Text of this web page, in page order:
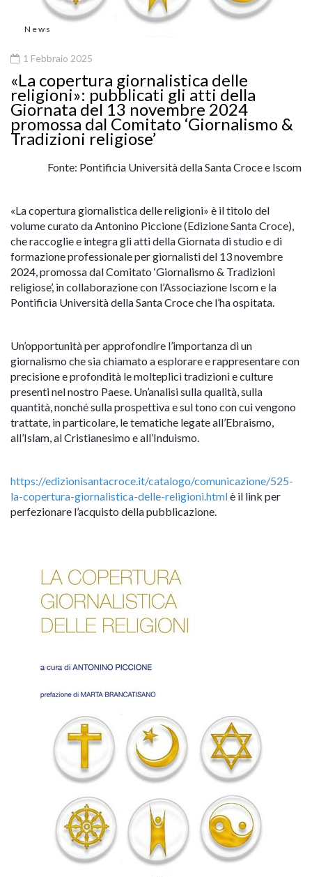
News
1 Febbraio 2025
«La copertura giornalistica delle
religioni»: pubblicati gli atti della
Giornata del 13 novembre 2024
promossa dal Comitato ‘Giornalismo &
Tradizioni religiose’
Fonte: Pontificia Università della Santa Croce e Iscom
«La copertura giornalistica delle religioni» è il titolo del
volume curato da Antonino Piccione (Edizione Santa Croce),
che raccoglie e integra gli atti della Giornata di studio e di
formazione professionale per giornalisti del 13 novembre
2024, promossa dal Comitato ‘Giornalismo & Tradizioni
religiose’, in collaborazione con l’Associazione Iscom e la
Pontificia Università della Santa Croce che l’ha ospitata.
Un’opportunità per approfondire l’importanza di un
giornalismo che sia chiamato a esplorare e rappresentare con
precisione e profondità le molteplici tradizioni e culture
presenti nel nostro Paese. Un’analisi sulla qualità, sulla
quantità, nonché sulla prospettiva e sul tono con cui vengono
trattate, in particolare, le tematiche legate all’Ebraismo,
all’Islam, al Cristianesimo e all’Induismo.
https://edizionisantacroce.it/catalogo/comunicazione/525-
la-copertura-giornalistica-delle-religioni.htmlè il link per
perfezionare l’acquisto della pubblicazione.